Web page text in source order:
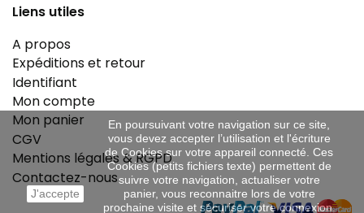
Liens utiles
A propos
Expéditions et retour
Identifiant
Mon compte
Mon panier
CGV
Mentions légales & RGPD
Contactez-nous
J'accepte
En poursuivant votre navigation sur ce site,
vous devez accepter l’utilisation et l'écriture
de Cookies sur votre appareil connecté. Ces
Cookies (petits fichiers texte) permettent de
suivre votre navigation, actualiser votre
panier, vous reconnaitre lors de votre
prochaine visite et sécuriser votre connexion.